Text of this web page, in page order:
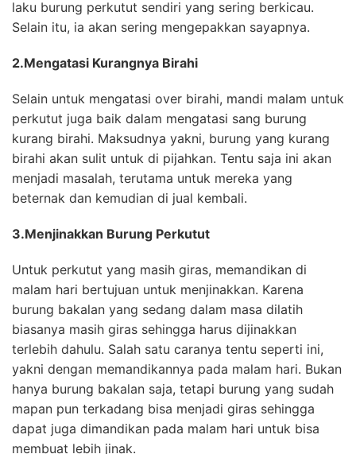
laku burung perkutut sendiri yang sering berkicau.
Selain itu, ia akan sering mengepakkan sayapnya.
2.Mengatasi Kurangnya Birahi
Selain untuk mengatasi over birahi, mandi malam untuk
perkutut juga baik dalam mengatasi sang burung
kurang birahi. Maksudnya yakni, burung yang kurang
birahi akan sulit untuk di pijahkan. Tentu saja ini akan
menjadi masalah, terutama untuk mereka yang
beternak dan kemudian di jual kembali.
3.Menjinakkan Burung Perkutut
Untuk perkutut yang masih giras, memandikan di
malam hari bertujuan untuk menjinakkan. Karena
burung bakalan yang sedang dalam masa dilatih
biasanya masih giras sehingga harus dijinakkan
terlebih dahulu. Salah satu caranya tentu seperti ini,
yakni dengan memandikannya pada malam hari. Bukan
hanya burung bakalan saja, tetapi burung yang sudah
mapan pun terkadang bisa menjadi giras sehingga
dapat juga dimandikan pada malam hari untuk bisa
membuat lebih jinak.